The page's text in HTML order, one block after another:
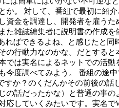
。 対して、番組で最初に紹介
資金を調達し、開発者を雇う
た雑誌編集者に説明書の作成
ればできるよね、と感じたと
の行動力なのかな。だとする
では実名によるネットでの活
今度調べてみよう。 番組の途
すか？のくだんかその前後の
の話だったかな）と普通の事
応していくみたいです。実名